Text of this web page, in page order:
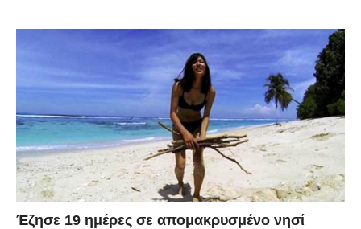
Έζησε 19 ημέρες σε απομακρυσμένο νησί